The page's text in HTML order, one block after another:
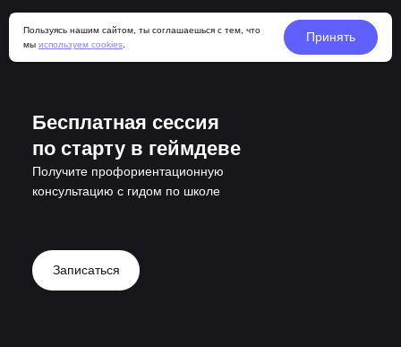
Получите профориентационную
Записаться
ТРЕХМЕРНОЕ
(3D)
Пользуясь нашим сайтом, ты соглашаешься с тем, что
мы используем cookies Принять